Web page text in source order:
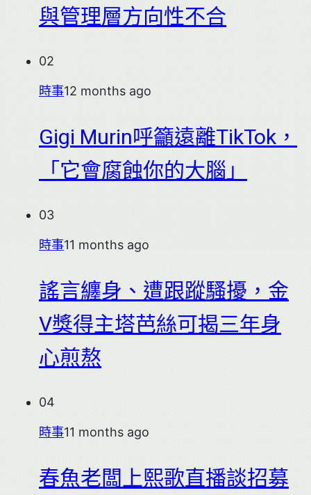
與管理層方向性不合
02
時事12 months ago
Gigi Murin呼籲遠離TikTok，
「它會腐蝕你的大腦」
03
時事11 months ago
謠言纏身、遭跟蹤騷擾，金
V獎得主塔芭絲可揭三年身
心煎熬
04
時事11 months ago
春魚老闆上熙歌直播談招募